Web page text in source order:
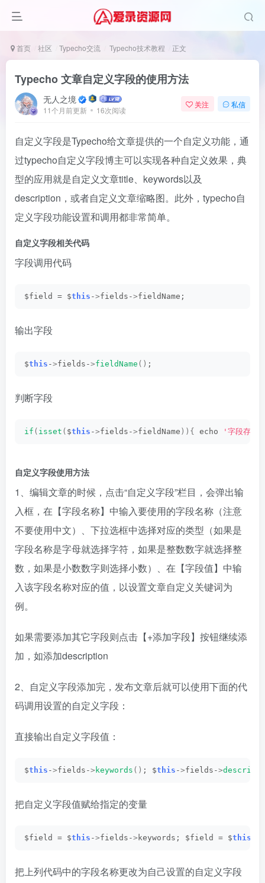
首页 社区 Typecho交流 Typecho技术教程 正文
Typecho 文章自定义字段的使用方法
无人之境
11个月前更新 16次阅读
关注 私信
自定义字段是Typecho给文章提供的一个自定义功能，通
过typecho自定义字段博主可以实现各种自定义效果，典
型的应用就是自定义文章title、keywords以及
description，或者自定义文章缩略图。此外，typecho自
定义字段功能设置和调用都非常简单。
自定义字段相关代码
字段调用代码
$field = $this ->fields->fieldName;
输出字段
$this ->fields->fieldName () ;
判断字段
if ( isset ( $this ->fields->fieldName )){ echo '字段存在
自定义字段使用方法
1、编辑文章的时候，点击“自定义字段”栏目，会弹出输
入框，在【字段名称】中输入要使用的字段名称（注意
不要使用中文）、下拉选框中选择对应的类型（如果是
字段名称是字母就选择字符，如果是整数数字就选择整
数，如果是小数数字则选择小数）、在【字段值】中输
入该字段名称对应的值，以设置文章自定义关键词为
例。
如果需要添加其它字段则点击【+添加字段】按钮继续添
加，如添加description
2、自定义字段添加完，发布文章后就可以使用下面的代
码调用设置的自定义字段：
直接输出自定义字段值：
$this ->fields-> keywords () ; $this ->fields->
把自定义字段值赋给指定的变量
$field = $this ->fields-> keywords; $field = $this
把上列代码中的字段名称更改为自己设置的自定义字段